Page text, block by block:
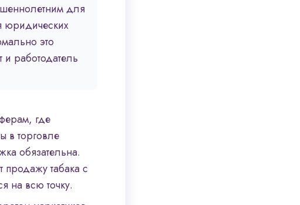
для
юридических
это
и работодатель
где
в торговле
обязательна.
табака с
на всю точку.